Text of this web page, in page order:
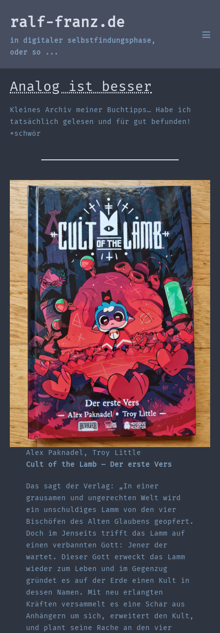
Inhalt
springen
ralf-franz.de
in digitaler selbstfindungsphase,
oder so ...
Analog ist besser
Kleines Archiv meiner Buchtipps… Habe ich
tatsächlich gelesen und für gut befunden!
*schwör
Alex Paknadel, Troy Little
Cult of the Lamb – Der erste Vers
Das sagt der Verlag: „In einer
grausamen und ungerechten Welt wird
ein unschuldiges Lamm von den vier
Bischöfen des Alten Glaubens geopfert.
Doch im Jenseits trifft das Lamm auf
einen verbannten Gott: Jener der
wartet. Dieser Gott erweckt das Lamm
wieder zum Leben und im Gegenzug
gründet es auf der Erde einen Kult in
dessen Namen. Mit neu erlangten
Kräften versammelt es eine Schar aus
Anhängern um sich, erweitert den Kult,
und plant seine Rache an den vier